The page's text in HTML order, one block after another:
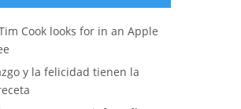
Cook looks for in an Apple
y la felicidad tienen la